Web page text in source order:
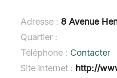
Adresse : 8 Avenue
Quartier :
Téléphone : Contacter
Site internet : http://